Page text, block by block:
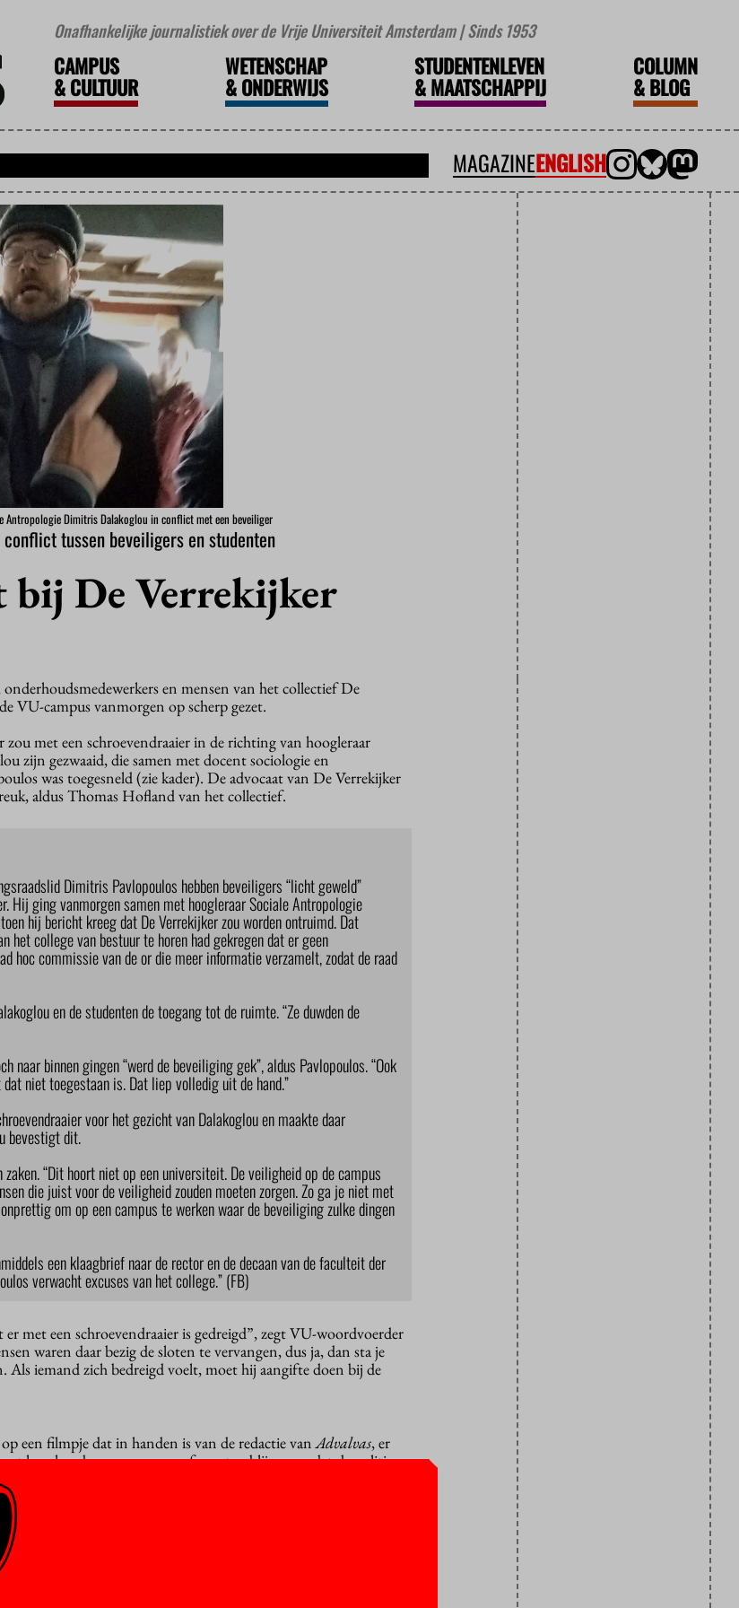
Onafhankelijke journalistiek over de Vrije Universiteit Amsterdam | Sinds 1953
CAMPUS
&CULTUUR
WETENSCHAP
&ONDERWIJS
STUDENTENLEVEN
&MAATSCHAPPIJ
COLUMN
&BLOG
MAGAZINEENGLISH
Antropologie Dimitris Dalakoglou in conflict met een beveiliger
tussen beveiligers en studenten
bij De Verrekijker
en mensen van het collectief De
VU-campus vanmorgen op scherp gezet.
met een schroevendraaier in de richting van hoogleraar
zijn gezwaaid, die samen met docent sociologie en
was toegesneld (zie kader). De advocaat van De Verrekijker
aldus Thomas Hofland van het collectief.
Dimitris Pavlopoulos hebben beveiligers “licht geweld”
Hij ging vanmorgen samen met hoogleraar Sociale Antropologie
hij bericht kreeg dat De Verrekijker zou worden ontruimd. Dat
het college van bestuur te horen had gekregen dat er geen
hoc commissie van de or die meer informatie verzamelt, zodat de raad
en de studenten de toegang tot de ruimte. “Ze duwden de
naar binnen gingen “werd de beveiliging gek”, aldus Pavlopoulos. “Ook
niet toegestaan is. Dat liep volledig uit de hand.”
voor het gezicht van Dalakoglou en maakte daar
bevestigt dit.
“Dit hoort niet op een universiteit. De veiligheid op de campus
die juist voor de veiligheid zouden moeten zorgen. Zo ga je niet met
om op een campus te werken waar de beveiliging zulke dingen
een klaagbrief naar de rector en de decaan van de faculteit der
verwacht excuses van het college.” (FB)
met een schroevendraaier is gedreigd”, zegt VU-woordvoerder
waren daar bezig de sloten te vervangen, dus ja, dan sta je
Als iemand zich bedreigd voelt, moet hij aangifte doen bij de
een filmpje dat in handen is van de redactie vanAdvalvas, er
hun handen van mensen af moeten blijven en dat de politie
dat De Verrekijker leeg was en toen hebben we besloten
zouden een brief hebben achtergelaten met het aanbod aan
komen halen. Helaas werden we daarbij door hen verrast en
me zo voorstellen dat ze zich overvallen voelden.”